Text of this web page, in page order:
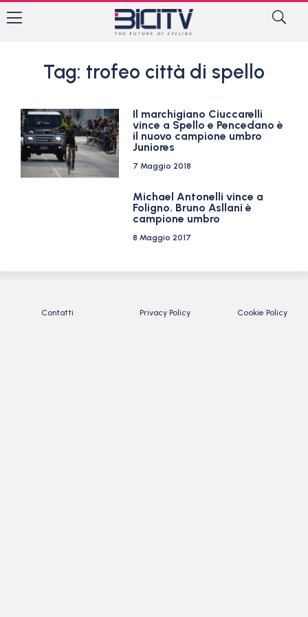
Tag: trofeo città di spello
Il marchigiano Ciuccarelli
vince a Spello e Pencedano è
il nuovo campione umbro
Juniores
7 Maggio 2018
Michael Antonelli vince a
Foligno. Bruno Asllani è
campione umbro
8 Maggio 2017
Contatti Privacy Policy Cookie Policy